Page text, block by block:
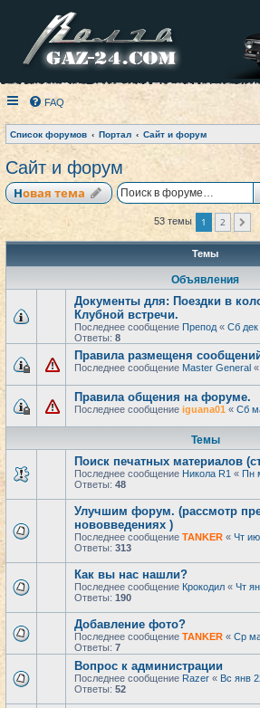
FAQ
Список форумов Портал Сайт и форум
Сайт и форум
Новая тема
53 темы 1 2
Темы
Объявления
Документы для: Поездки в
Клубной встречи.
Последнее сообщение Препод « Сб дек
Ответы: 8
Правила размещеня
Последнее сообщение Master General «
Правила общения на форуме.
Последнее сообщение iguana01 « Сб
Темы
Поиск печатных материалов
Последнее сообщение Никола R1 « Пн
Ответы: 48
Улучшим форум. (рассмотр
нововведениях )
Последнее сообщение TANKER « Чт
Ответы: 313
Как вы нас нашли?
Последнее сообщение Крокодил « Чт
Ответы: 190
Добавление фото?
Последнее сообщение TANKER « Ср
Ответы: 7
Вопрос к администрации
Последнее сообщение Razer « Вс янв
Ответы: 52